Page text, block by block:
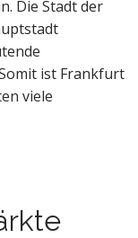
Die Stadt der
ist Frankfurt
viele